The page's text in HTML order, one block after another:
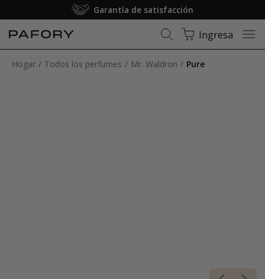
Garantía de satisfacción
Ingresa
Hogar Todos los perfumes Mr. Waldron Pure